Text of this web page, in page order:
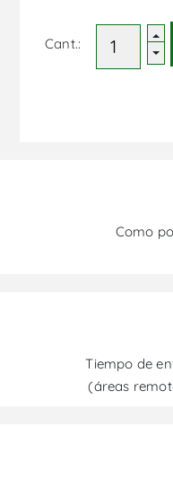
Cant.:
Como
Tiempo de
(áreas